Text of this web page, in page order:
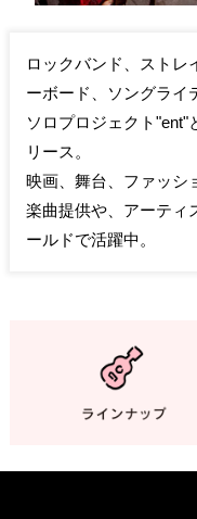
ロックバンド、ストレ
ーボード、ソングライ
ソロプロジェクト"ent"
リース。
映画、舞台、ファッシ
楽曲提供や、アーティ
ールドで活躍中。